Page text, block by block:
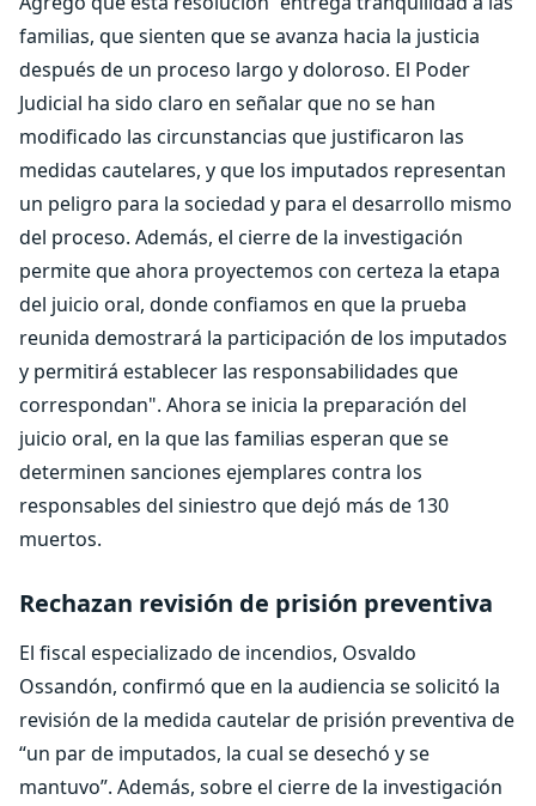
familias, que sienten que se avanza hacia la justicia
después de un proceso largo y doloroso. El Poder
Judicial ha sido claro en señalar que no se han
modificado las circunstancias que justificaron las
medidas cautelares, y que los imputados representan
un peligro para la sociedad y para el desarrollo mismo
del proceso. Además, el cierre de la investigación
permite que ahora proyectemos con certeza la etapa
del juicio oral, donde confiamos en que la prueba
reunida demostrará la participación de los imputados
y permitirá establecer las responsabilidades que
correspondan". Ahora se inicia la preparación del
juicio oral, en la que las familias esperan que se
determinen sanciones ejemplares contra los
responsables del siniestro que dejó más de 130
muertos.
Rechazan revisión de prisión preventiva
El fiscal especializado de incendios, Osvaldo
Ossandón, confirmó que en la audiencia se solicitó la
revisión de la medida cautelar de prisión preventiva de
“un par de imputados, la cual se desechó y se
mantuvo”. Además, sobre el cierre de la investigación